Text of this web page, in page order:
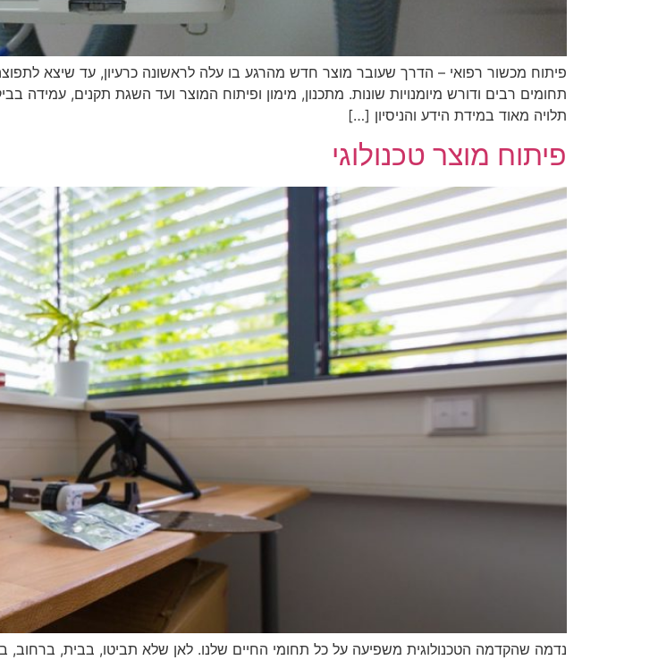
פיתוח מכשור רפואי – הדרך שעובר מוצר חדש מהרגע בו עלה לראשונה כרעיון, עד שיצא
תחומים רבים ודורש מיומנויות שונות. מתכנון, מימון ופיתוח המוצר ועד השגת תקנים,
תלויה מאוד במידת הידע והניסיון […]
פיתוח מוצר טכנולוגי
נדמה שהקדמה הטכנולוגית משפיעה על כל תחומי החיים שלנו. לאן שלא תביטו, בבית, ברחוב,